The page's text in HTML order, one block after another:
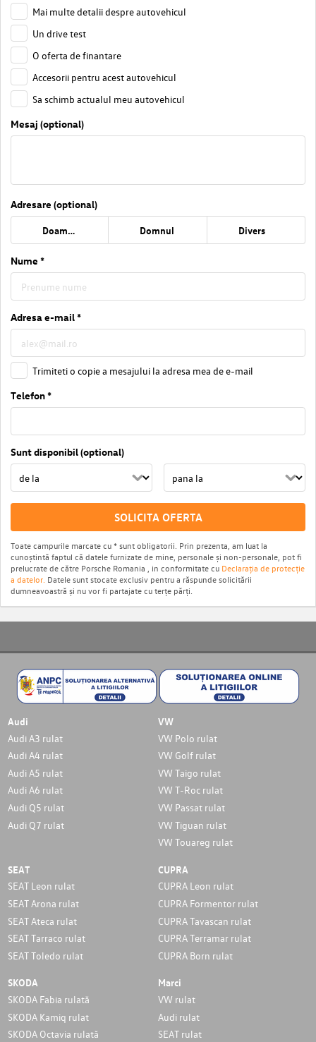
Mai multe detalii despre autovehicul
Un drive test
O oferta de finantare
Accesorii pentru acest autovehicul
Sa schimb actualul meu autovehicul
Mesaj (optional)
Adresare (optional)
Doamna Domnul Divers
Nume *
Adresa e-mail *
Trimiteti o copie a mesajului la adresa mea de e-mail
Telefon *
Sunt disponibil (optional)
SOLICITA OFERTA
Toate campurile marcate cu * sunt obligatorii. Prin prezenta, am luat la
cunoștintă faptul că datele furnizate de mine, personale și non-personale, pot fi
prelucrate de către Porsche Romania , in conformitate cu Declarația de protecție
a datelor. Datele sunt stocate exclusiv pentru a răspunde solicitării
dumneavoastră și nu vor fi partajate cu terțe părți.
Audi
Audi A3 rulat
Audi A4 rulat
Audi A5 rulat
Audi A6 rulat
Audi Q5 rulat
Audi Q7 rulat
VW
VW Polo rulat
VW Golf rulat
VW Taigo rulat
VW T-Roc rulat
VW Passat rulat
VW Tiguan rulat
VW Touareg rulat
SEAT
SEAT Leon rulat
SEAT Arona rulat
SEAT Ateca rulat
SEAT Tarraco rulat
SEAT Toledo rulat
CUPRA
CUPRA Leon rulat
CUPRA Formentor rulat
CUPRA Tavascan rulat
CUPRA Terramar rulat
CUPRA Born rulat
SKODA
SKODA Fabia rulată
SKODA Kamiq rulat
SKODA Octavia rulată
Marci
VW rulat
Audi rulat
SEAT rulat